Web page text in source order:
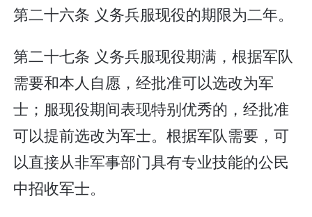
第二十六条 义务兵服现役的期限为二年。
第二十七条 义务兵服现役期满，根据军队
需要和本人自愿，经批准可以选改为军
士；服现役期间表现特别优秀的，经批准
可以提前选改为军士。根据军队需要，可
以直接从非军事部门具有专业技能的公民
中招收军士。